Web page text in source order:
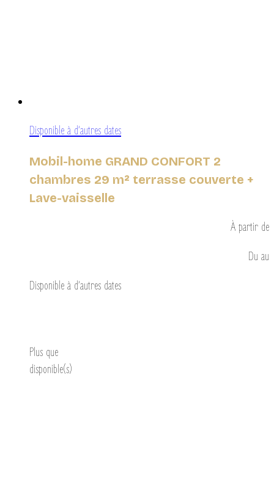
Disponible à d’autres dates
Mobil-home GRAND CONFORT 2
chambres 29 m² terrasse couverte +
Lave-vaisselle
À partir de
Du au
Disponible à d’autres dates
Plus que
disponible(s)